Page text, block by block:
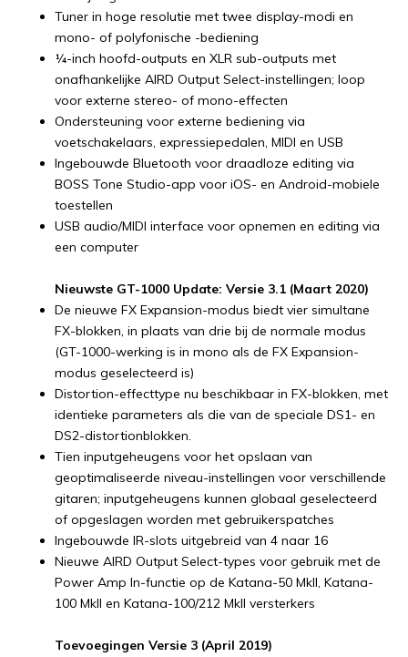
Tuner in hoge resolutie met twee display-modi en
mono- of polyfonische -bediening
¼-inch hoofd-outputs en XLR sub-outputs met
onafhankelijke AIRD Output Select-instellingen; loop
voor externe stereo- of mono-effecten
Ondersteuning voor externe bediening via
voetschakelaars, expressiepedalen, MIDI en USB
Ingebouwde Bluetooth voor draadloze editing via
BOSS Tone Studio-app voor iOS- en Android-mobiele
toestellen
USB audio/MIDI interface voor opnemen en editing via
een computer
Nieuwste GT-1000 Update: Versie 3.1 (Maart 2020)
De nieuwe FX Expansion-modus biedt vier simultane
FX-blokken, in plaats van drie bij de normale modus
(GT-1000-werking is in mono als de FX Expansion-
modus geselecteerd is)
Distortion-effecttype nu beschikbaar in FX-blokken, met
identieke parameters als die van de speciale DS1- en
DS2-distortionblokken.
Tien inputgeheugens voor het opslaan van
geoptimaliseerde niveau-instellingen voor verschillende
gitaren; inputgeheugens kunnen globaal geselecteerd
of opgeslagen worden met gebruikerspatches
Ingebouwde IR-slots uitgebreid van 4 naar 16
Nieuwe AIRD Output Select-types voor gebruik met de
Power Amp In-functie op de Katana-50 MkII, Katana-
100 MkII en Katana-100/212 MkII versterkers
Toevoegingen Versie 3 (April 2019)